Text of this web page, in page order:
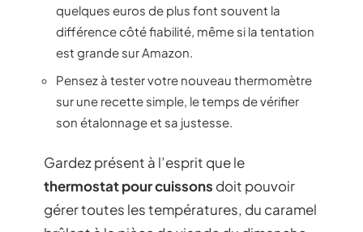
quelques euros de plus font souvent la
différence côté fiabilité, même si la tentation
est grande sur Amazon.
Pensez à tester votre nouveau thermomètre
sur une recette simple, le temps de vérifier
son étalonnage et sa justesse.
Gardez présent à l’esprit que le
thermostat pour cuissons doit pouvoir
gérer toutes les températures, du caramel